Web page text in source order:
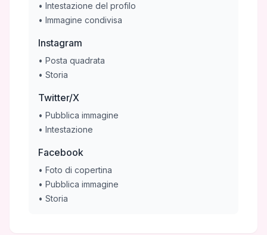
• Intestazione del profilo
• Immagine condivisa
Instagram
• Posta quadrata
• Storia
Twitter/X
• Pubblica immagine
• Intestazione
Facebook
• Foto di copertina
• Pubblica immagine
• Storia